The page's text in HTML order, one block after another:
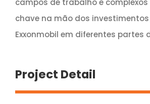
campos de trabalho e
chave na mão dos
Exxonmobil em diferentes partes
Project Detail